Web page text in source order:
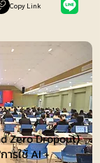
Copy Link
Zero Dropout)
รใช้ AI +